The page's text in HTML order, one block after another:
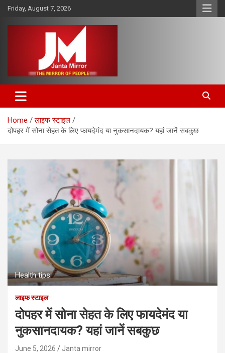
Skip
content
Friday, August 7, 2026
Janta Mirror
Home
लाइफ स्टाइल
दोपहर में सोना सेहत के लिए फायदेमंद या नुकसानदायक? यहां जानें सबकुछ
Health tips
लाइफ स्टाइल
दोपहर में सोना सेहत के लिए फायदेमंद या
नुकसानदायक? यहां जानें सबकुछ
June 5, 2026 Janta mirror